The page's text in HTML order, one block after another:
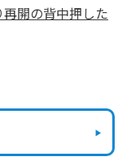
開の背中押した